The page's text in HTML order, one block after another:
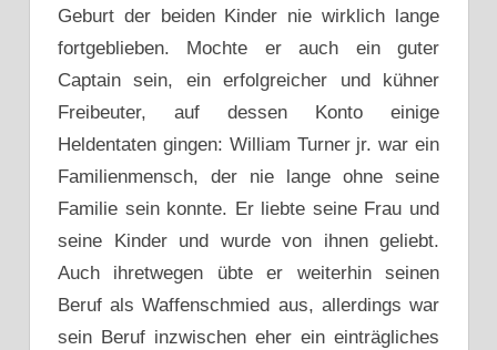
Geburt der beiden Kinder nie wirklich lange
fortgeblieben. Mochte er auch ein guter
Captain sein, ein erfolgreicher und kühner
Freibeuter, auf dessen Konto einige
Heldentaten gingen: William Turner jr. war ein
Familienmensch, der nie lange ohne seine
Familie sein konnte. Er liebte seine Frau und
seine Kinder und wurde von ihnen geliebt.
Auch ihretwegen übte er weiterhin seinen
Beruf als Waffenschmied aus, allerdings war
sein Beruf inzwischen eher ein einträgliches